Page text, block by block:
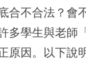
合不合法？會
多學生與老師
原因。以下說